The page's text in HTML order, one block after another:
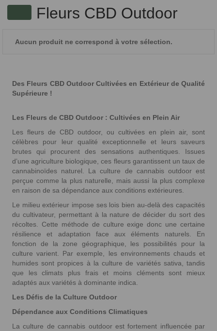
Fleurs CBD Outdoor
Aucun produit ne correspond à votre sélection.
Des Fleurs CBD Outdoor Cultivées en Extérieur de Qualité
Supérieure !
Les Fleurs de CBD Outdoor : Cultivées en Plein Air
Les fleurs de CBD outdoor, ou cultivées en plein air, sont
célèbres pour leur qualité exceptionnelle et leurs saveurs
brutes qui procurent des sensations authentiques. Issues
d’une agriculture biologique, ces fleurs garantissent un taux de
cannabinoïdes naturel. La culture de cannabis outdoor est
perçue comme la plus naturelle, mais aussi la plus complexe
en raison de sa dépendance aux conditions extérieures.
Le milieu extérieur impose ses lois bien au-delà des capacités
du cultivateur, permettant à la nature de décider du sort des
récoltes. Cette méthode de culture exige donc une certaine
résilience et adaptation face aux éléments naturels. En
fonction de la zone géographique, les possibilités pour la
culture varient. Par exemple, les environnements chauds et
humides sont propices à la culture de variétés sativa, tandis
que les climats plus frais et moins cléments sont mieux
adaptés aux variétés à dominante indica.
Les Défis de la Culture Outdoor
Dépendance aux Conditions Climatiques
La culture de cannabis outdoor est fortement influencée par